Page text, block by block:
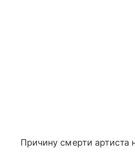
Причину смерти артиста